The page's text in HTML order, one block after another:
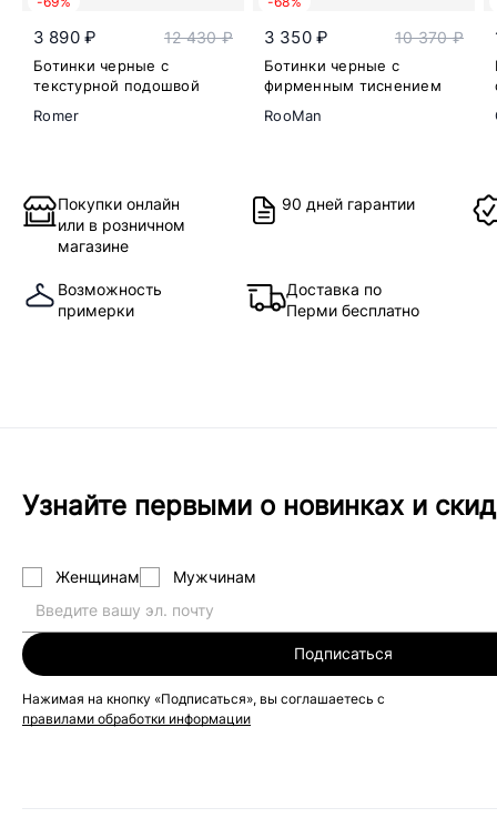
3 890 ₽ 12 430 ₽
Ботинки черные с
текстурной подошвой
Romer
3 350 ₽ 10 370 ₽
Ботинки черные с
фирменным тиснением
RooMan
Покупки онлайн
или в розничном
магазине
90 дней гарантии
Возможность
примерки
Доставка по
Перми бесплатно
Узнайте первыми о новинках и
Женщинам Мужчинам
Подписаться
Нажимая на кнопку «Подписаться», вы соглашаетесь с
правилами обработки информации